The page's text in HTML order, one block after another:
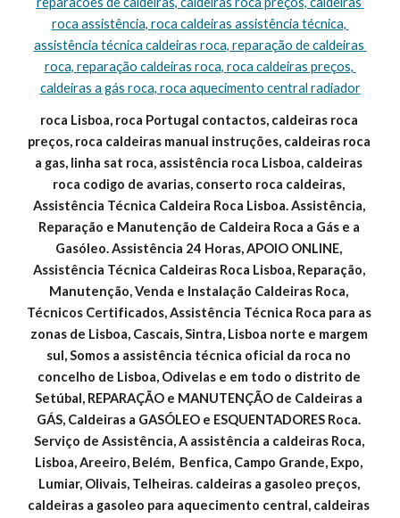
roca assistência, roca caldeiras assistência técnica,
assistência técnica caldeiras roca, reparação de caldeiras
roca, reparação caldeiras roca, roca caldeiras preços,
caldeiras a gás roca, roca aquecimento central radiador
roca Lisboa, roca Portugal contactos, caldeiras roca
preços, roca caldeiras manual instruções, caldeiras roca
a gas, linha sat roca, assistência roca Lisboa, caldeiras
roca codigo de avarias, conserto roca caldeiras,
Assistência Técnica Caldeira Roca Lisboa. Assistência,
Reparação e Manutenção de Caldeira Roca a Gás e a
Gasóleo. Assistência 24 Horas, APOIO ONLINE,
Assistência Técnica Caldeiras Roca Lisboa, Reparação,
Manutenção, Venda e Instalação Caldeiras Roca,
Técnicos Certificados, Assistência Técnica Roca para as
zonas de Lisboa, Cascais, Sintra, Lisboa norte e margem
sul, Somos a assistência técnica oficial da roca no
concelho de Lisboa, Odivelas e em todo o distrito de
Setúbal, REPARAÇÃO e MANUTENÇÃO de Caldeiras a
GÁS, Caldeiras a GASÓLEO e ESQUENTADORES Roca.
Serviço de Assistência, A assistência a caldeiras Roca,
Lisboa, Areeiro, Belém,  Benfica, Campo Grande, Expo,
Lumiar, Olivais, Telheiras. caldeiras a gasoleo preços,
caldeiras a gasoleo para aquecimento central, caldeiras